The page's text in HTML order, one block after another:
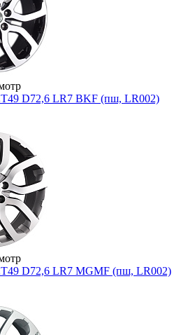
D72,6 LR7 BKF (пш, LR002)
D72,6 LR7 MGMF (пш, LR002)